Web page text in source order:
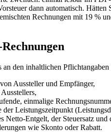
dann automatisch.
Rechnungen mit 19 %
den inhaltlichen Pflichtangaben
Aussteller und Empfänger,
einmalige
Leistungszeitpunkt
Netto-Entgelt, der Steuersatz
wie Skonto oder Rabatt.